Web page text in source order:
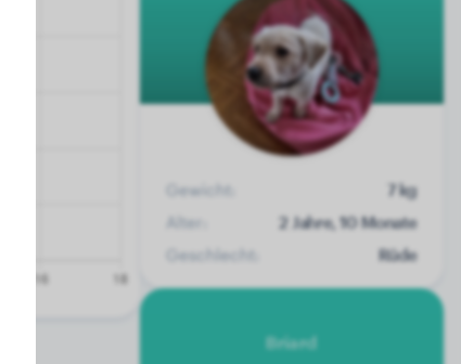
Gewicht:
7 kg
Alter:
2 Jahre, 10 Monate
Geschlecht:
Rüde
Briard